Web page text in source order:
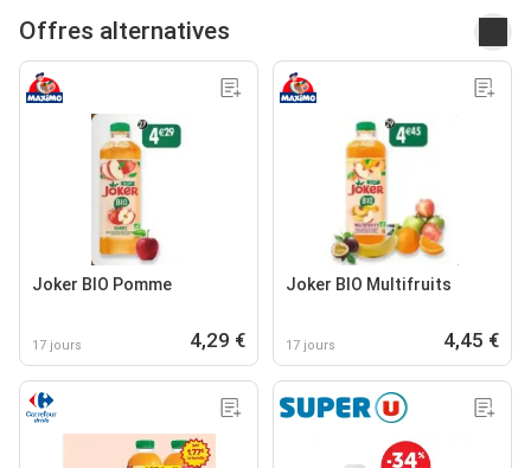
Offres alternatives
Joker BIO Pomme
17 jours 4,29 €
Joker BIO Multifruits
17 jours 4,45 €